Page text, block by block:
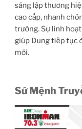
sáng lập thương
cao cấp, nhanh
trường. Sự linh
giúp Dũng tiếp tục
mới.
Sứ Mệnh